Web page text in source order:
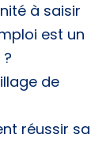
à saisir
est un
de
réussir sa